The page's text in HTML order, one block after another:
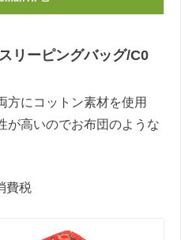
リーピングバッグ/C0
方にコットン素材を使用
が高いのでお布団のような
費税